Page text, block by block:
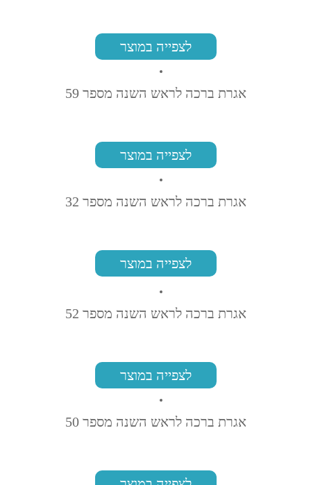
לצפייה במוצר
אגרת ברכה לראש השנה מספר 59
לצפייה במוצר
אגרת ברכה לראש השנה מספר 32
לצפייה במוצר
אגרת ברכה לראש השנה מספר 52
לצפייה במוצר
אגרת ברכה לראש השנה מספר 50